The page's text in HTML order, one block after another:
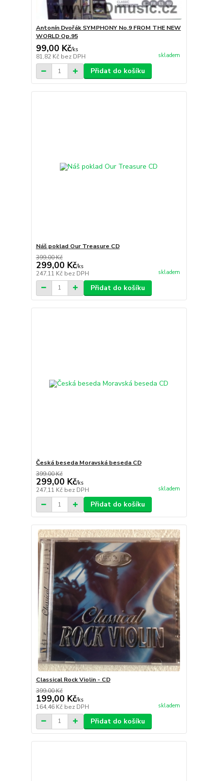
Antonín Dvořák SYMPHONY No.9 FROM THE NEW
WORLD Op.95
99,00 Kč/ks
81,82 Kč bez DPH skladem
Přidat do košíku
Náš poklad Our Treasure CD
399,00 Kč
299,00 Kč/ks
247,11 Kč bez DPH skladem
Přidat do košíku
Česká beseda Moravská beseda CD
399,00 Kč
299,00 Kč/ks
247,11 Kč bez DPH skladem
Přidat do košíku
Classical Rock Violin - CD
399,00 Kč
199,00 Kč/ks
164,46 Kč bez DPH skladem
Přidat do košíku